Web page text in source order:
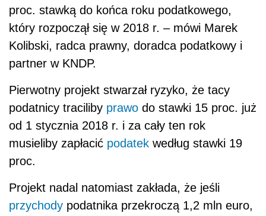
proc. stawką do końca roku podatkowego,
który rozpoczął się w 2018 r. – mówi Marek
Kolibski, radca prawny, doradca podatkowy i
partner w KNDP.
Pierwotny projekt stwarzał ryzyko, że tacy
podatnicy traciliby prawo do stawki 15 proc. już
od 1 stycznia 2018 r. i za cały ten rok
musieliby zapłacić podatek według stawki 19
proc.
Projekt nadal natomiast zakłada, że jeśli
przychody podatnika przekroczą 1,2 mln euro,